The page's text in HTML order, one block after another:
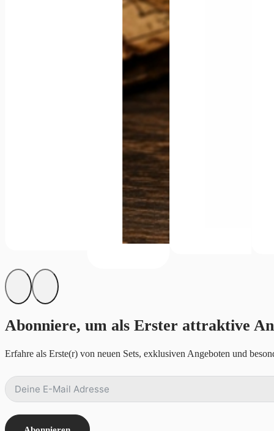
Abonniere, um als Erster attraktive
Erfahre als Erste(r) von neuen Sets, exklusiven Angeboten und